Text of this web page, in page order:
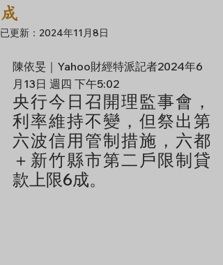
成
已更新： 2024年11月8日
陳依旻｜Yahoo財經特派記者2024年6
月13日 週四 下午5:02
央行今日召開理監事會，
利率維持不變，但祭出第
六波信用管制措施，六都
＋新竹縣市第二戶限制貸
款上限6成。